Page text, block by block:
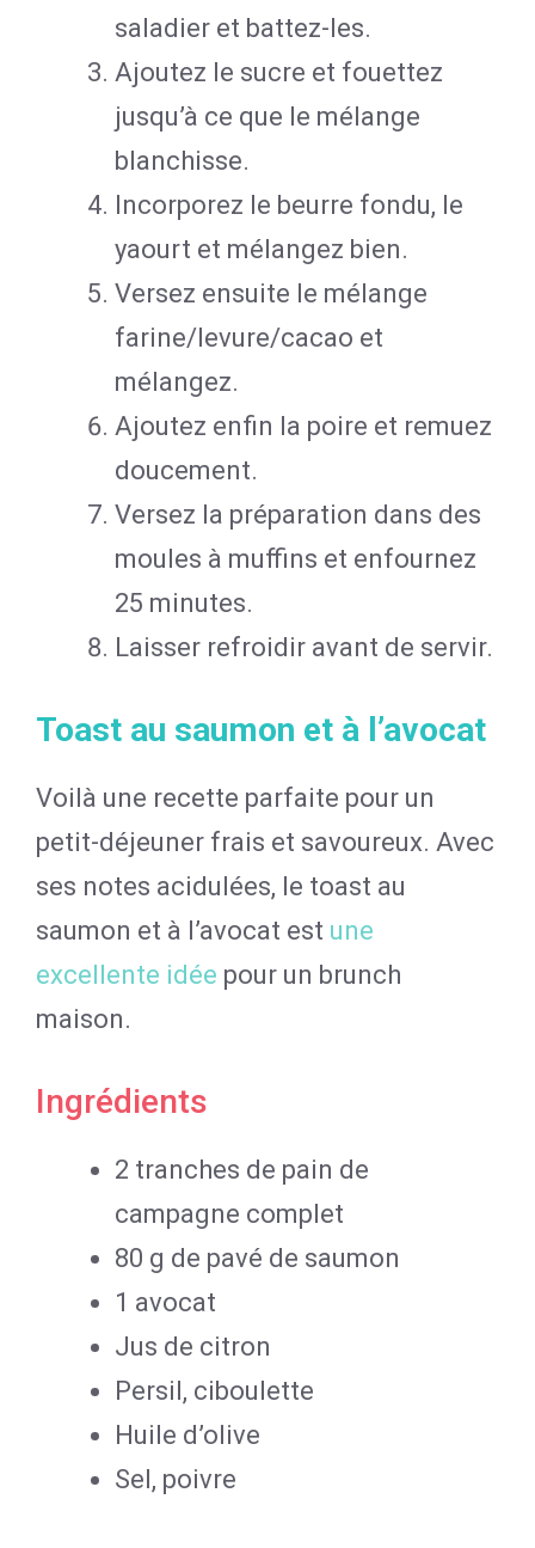
saladier et battez-les.
Ajoutez le sucre et fouettez
jusqu’à ce que le mélange
blanchisse.
Incorporez le beurre fondu, le
yaourt et mélangez bien.
Versez ensuite le mélange
farine/levure/cacao et
mélangez.
Ajoutez enfin la poire et remuez
doucement.
Versez la préparation dans des
moules à muffins et enfournez
25 minutes.
Laisser refroidir avant de servir.
Toast au saumon et à l’avocat
Voilà une recette parfaite pour un
petit-déjeuner frais et savoureux. Avec
ses notes acidulées, le toast au
saumon et à l’avocat est une
excellente idée pour un brunch
maison.
Ingrédients
2 tranches de pain de
campagne complet
80 g de pavé de saumon
1 avocat
Jus de citron
Persil, ciboulette
Huile d’olive
Sel, poivre